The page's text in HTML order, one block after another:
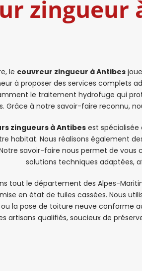
zingueur
le couvreur zingueur à Antibesjoue
à proposer des services complets
le traitement hydrofuge qui
Grâce à notre savoir-faire reconnu,
zingueurs à Antibesest spécialisée
habitat. Nous réalisons également
savoir-faire nous permet de vous
solutions techniques adaptées,
tout le département des Alpes-
en état de tuiles cassées. Nous
la pose de toiture neuve conforme
artisans qualifiés, soucieux de